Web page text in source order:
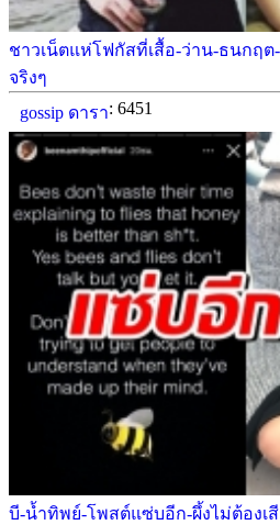
ชาวเน็ตแห่โฟกัสที่เสื้อ-ว่าน-ธนกฤ
จริงๆ
gossip ดารา: 6451
บี-น้ำทิพย์-โพสต์แซ่บอีก-ผึ้งไม่ต้องเ